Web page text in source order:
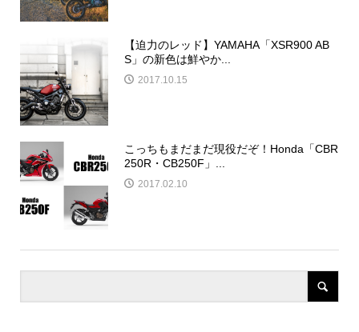
【迫力のレッド】YAMAHA「XSR900 AB
S」の新色は鮮やか...
2017.10.15
こっちもまだまだ現役だぞ！Honda「CBR
250R・CB250F」...
2017.02.10